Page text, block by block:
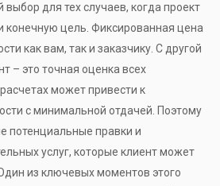
для тех случаев, когда проект
конечную цель. Фиксированная цена
как вам, так и заказчику. С другой
– это точная оценка всех
может привести к
с минимальной отдачей. Поэтому
потенциальные правки и
услуг, которые клиент может
из ключевых моментов этого